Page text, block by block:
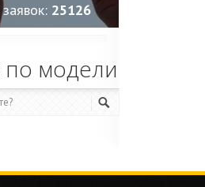
25127
по модели